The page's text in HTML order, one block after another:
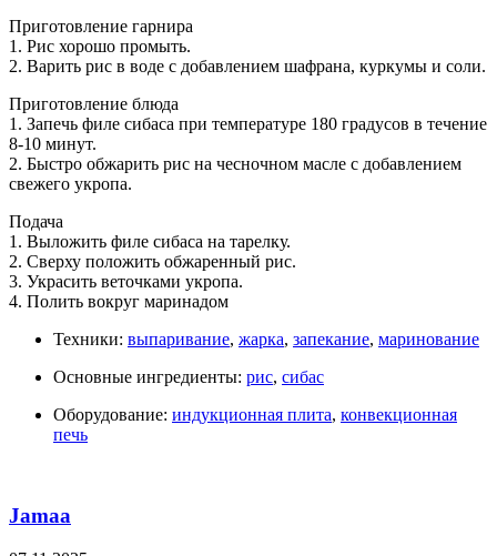
Приготовление гарнира
1. Рис хорошо промыть.
2. Варить рис в воде с добавлением шафрана, куркумы и соли.
Приготовление блюда
1. Запечь филе сибаса при температуре 180 градусов в течение
8-10 минут.
2. Быстро обжарить рис на чесночном масле с добавлением
свежего укропа.
Подача
1. Выложить филе сибаса на тарелку.
2. Сверху положить обжаренный рис.
3. Украсить веточками укропа.
4. Полить вокруг маринадом
Техники: выпаривание, жарка, запекание, маринование
Основные ингредиенты: рис, сибас
Оборудование: индукционная плита, конвекционная
печь
Jamaa